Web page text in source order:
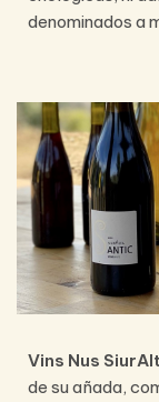
denominados a
Vins Nus
de su añada,